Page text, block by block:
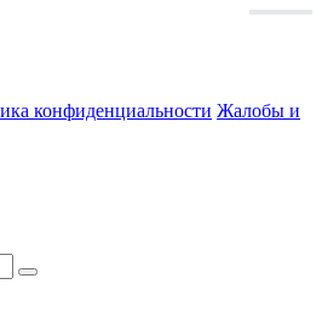
конфиденциальности Жалобы и